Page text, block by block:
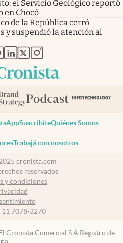
el Servicio Geológico reportó
en Chocó
de la República cerró
y suspendió la atención al
en nueva pestaña
abre en nueva pestaña
abre en nueva pestaña
abre en nueva pestaña
abre en nueva pestaña
SuscribiteQuiénes Somos
Trabajá con nosotros
cronista.com
reservados
y condiciones
11 7078-3270
Cronista Comercial S.A Registro de